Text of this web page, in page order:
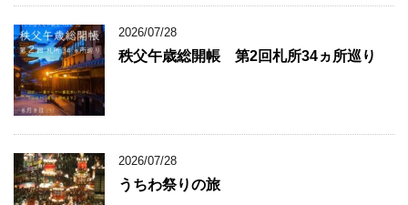
2026/07/28
秩父午歳総開帳 第2回札所34ヵ所巡り
2026/07/28
うちわ祭りの旅